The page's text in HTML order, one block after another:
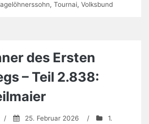
, Tournai, Volksbund
des Ersten
– Teil 2.838:
/ 25. Februar 2026 /
1.